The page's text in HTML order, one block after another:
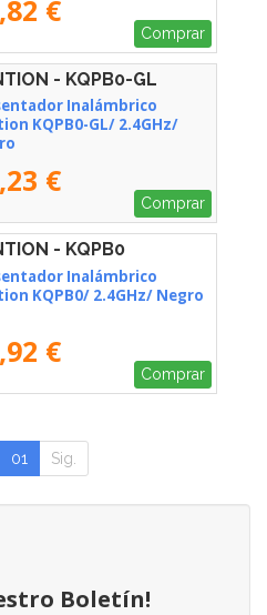
€
Comprar
- KQPB0-GL
Inalámbrico
KQPB0-GL/ 2.4GHz/
€
Comprar
- KQPB0
Inalámbrico
KQPB0/ 2.4GHz/ Negro
€
Comprar
01 Sig.
Boletín!